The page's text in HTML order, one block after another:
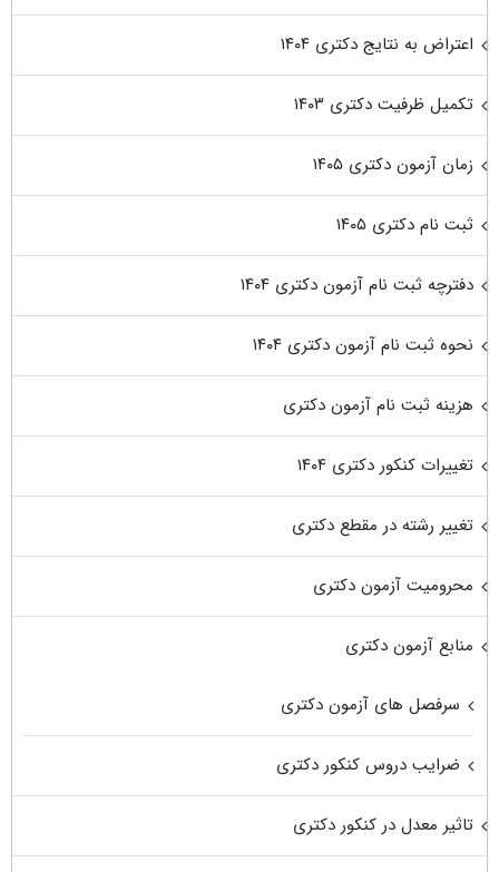
اعتراض به نتایج دکتری ۱۴۰۴
تکمیل ظرفیت دکتری ۱۴۰۳
زمان آزمون دکتری ۱۴۰۵
ثبت نام دکتری ۱۴۰۵
دفترچه ثبت نام آزمون دکتری ۱۴۰۴
نحوه ثبت نام آزمون دکتری ۱۴۰۴
هزینه ثبت نام آزمون دکتری
تغییرات کنکور دکتری ۱۴۰۴
تغییر رشته در مقطع دکتری
محرومیت آزمون دکتری
منابع آزمون دکتری
سرفصل های آزمون دکتری
ضرایب دروس کنکور دکتری
تاثیر معدل در کنکور دکتری